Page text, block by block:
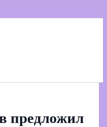
предложил